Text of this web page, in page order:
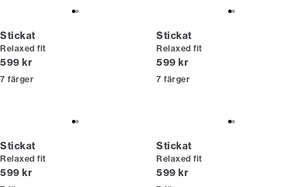
Stickat
Relaxed fit
Nuvarande pris
599 kr
7 färger
Stickat
Relaxed fit
Nuvarande pris
599 kr
7 färger
Stickat
Relaxed fit
Nuvarande pris
599 kr
Stickat
Relaxed fit
Nuvarande pris
599 kr